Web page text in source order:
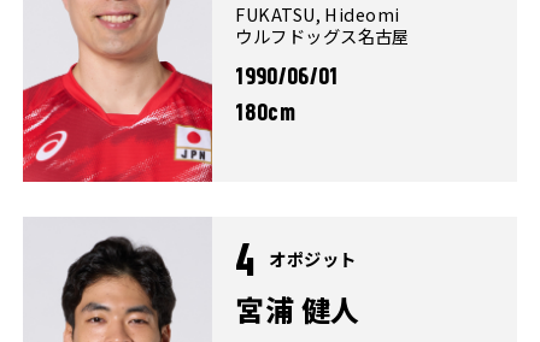
FUKATSU, Hideomi
ウルフドッグス名古屋
1990/06/01
180cm
4 オポジット
宮浦 健人